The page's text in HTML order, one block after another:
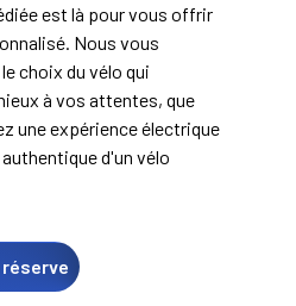
est là pour vous offrir
Nous vous
choix du vélo qui
à vos attentes, que
une expérience électrique
d'un vélo